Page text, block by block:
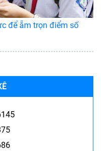
để ẵm trọn điểm số